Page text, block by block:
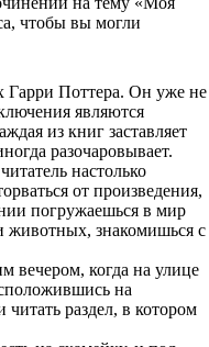
чтобы вы могли
Гарри Поттера. Он уже не
являются
из книг заставляет
разочаровывает.
настолько
от произведения,
погружаешься в мир
животных, знакомишься с
вечером, когда на улице
на
раздел, в котором